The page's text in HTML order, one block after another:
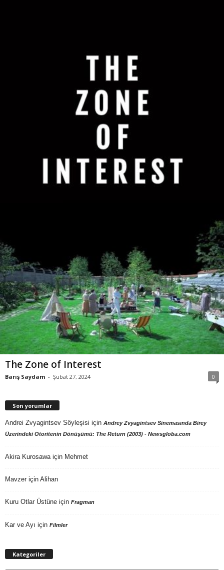
The Zone of Interest
Barış Saydam - Şubat 27, 2024 0
Son yorumlar
Andrei Zvyagintsev Söyleşisi için Andrey Zvyagintsev Sinemasında Birey
Üzerindeki Otoritenin Dönüşümü: The Return (2003) - Newsgloba.com
Akira Kurosawaiçin Mehmet
Mavzer için Alihan
Kuru Otlar Üstüne için Fragman
Kar ve Ayı için Filmler
Kategoriler